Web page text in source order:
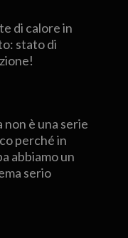
di calore in
stato di
non è una serie
perché in
abbiamo un
serio